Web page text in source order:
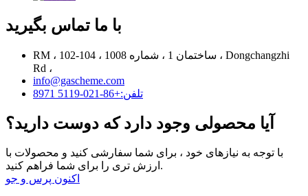
با ما تماس بگیرید
RM ، 102-104 ، ساختمان 1 ، شماره 1008 ، Dongchangzhi
Rd ،
info@gascheme.com
تلفن:+86-021-5119 8971
آیا محصولی وجود دارد که دوست دارید؟
با توجه به نیازهای خود ، برای شما سفارشی کنید و محصولات با
ارزش تری را برای شما فراهم کنید.
اکنون پرس و جو